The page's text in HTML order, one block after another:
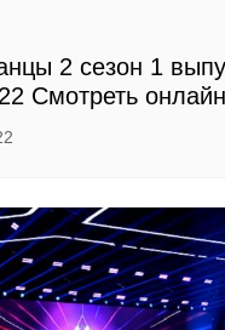
2 сезон 1
Смотреть онлайн